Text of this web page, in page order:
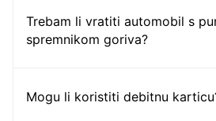
Trebam li vratiti automobil s
spremnikom goriva?
Mogu li koristiti debitnu